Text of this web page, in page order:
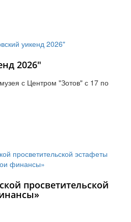
2026"
с Центром "Зотов" с 17 по
просветительской